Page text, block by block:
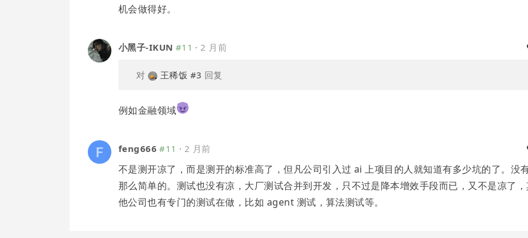
机会做得好。
小黑子-IKUN #11 ·2 月前
对 王稀饭 #3 回复
例如金融领域
feng666 #11 · 2 月前
不是测开凉了，而是测开的标准高了，但凡公司引入过 ai 上项目的人就知道有多少坑的了。没
那么简单的。测试也没有凉，大厂测试合并到开发，只不过是降本增效手段而已，又不是凉了
他公司也有专门的测试在做，比如 agent 测试，算法测试等。